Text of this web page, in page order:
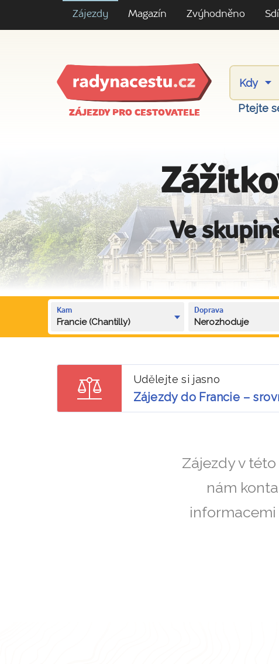
Zájezdy Magazín Zvýhodněno
ZÁJEZDY PRO CESTOVATELE Ptejte
Ve
Kam
Francie (Chantilly)
Doprava
Nerozhoduje
Udělejte si jasno
Zájezdy do Francie –
Zájezdy v
nám
informacemi